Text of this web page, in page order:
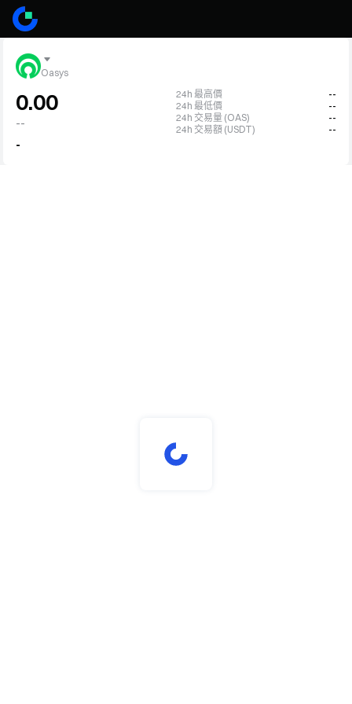
Oasys
0.00
--
-
24h 最高價
--
24h 最低價
--
24h 交易量 (OAS)
--
24h 交易額 (USDT)
--